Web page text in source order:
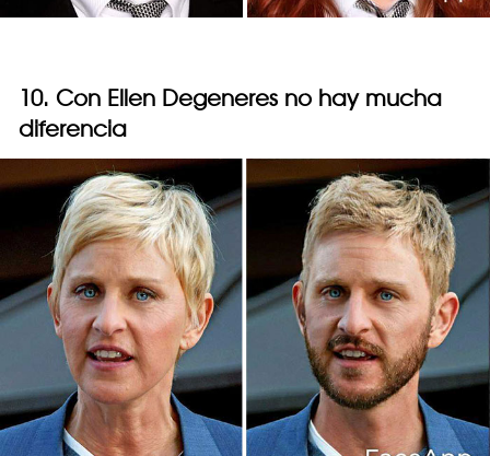
10. Con Ellen Degeneres no hay mucha
diferencia